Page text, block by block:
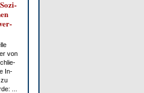
von
In­
...